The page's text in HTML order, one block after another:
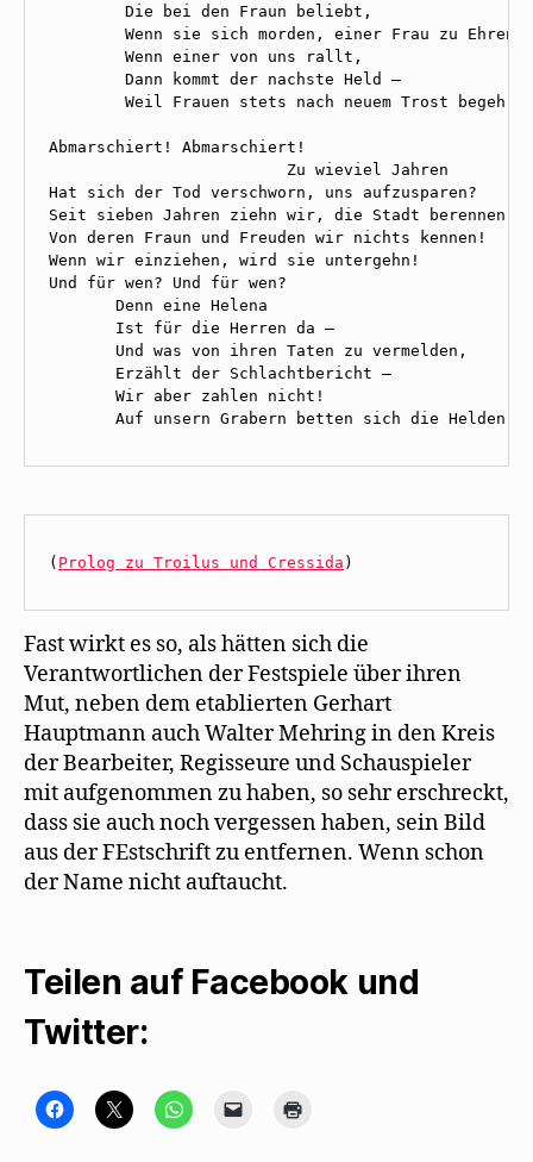
        Die bei den Fraun beliebt,
        Wenn sie sich morden, einer Frau zu Ehren!
        Wenn einer von uns rallt,
        Dann kommt der nachste Held —
Weil Frauen stets nach neuem Trost
Abmarschiert! Abmarschiert!
                         Zu wieviel Jahren
Hat sich der Tod verschworn, uns aufzusparen?
Seit sieben Jahren ziehn wir, die Stadt berennen,
Von deren Fraun und Freuden wir nichts kennen!
Wenn wir einziehen, wird sie untergehn!
Und für wen? Und für wen?
       Denn eine Helena
       Ist für die Herren da —
       Und was von ihren Taten zu vermelden,
       Erzählt der Schlachtbericht —
       Wir aber zahlen nicht!
       Auf unsern Grabern betten sich die Helden!
( Prolog zu Troilus und Cressida )
Fast wirkt es so, als hätten sich die
Verantwortlichen der Festspiele über ihren
Mut, neben dem etablierten Gerhart
Hauptmann auch Walter Mehring in den Kreis
der Bearbeiter, Regisseure und Schauspieler
mit aufgenommen zu haben, so sehr erschreckt,
dass sie auch noch vergessen haben, sein Bild
aus der FEstschrift zu entfernen. Wenn schon
der Name nicht auftaucht.
Teilen auf Facebook und
Twitter:
K
l
K
l
K
l